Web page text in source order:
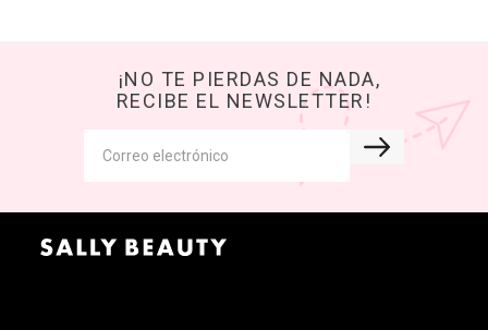
¡NO TE PIERDAS DE NADA,
RECIBE EL NEWSLETTER!